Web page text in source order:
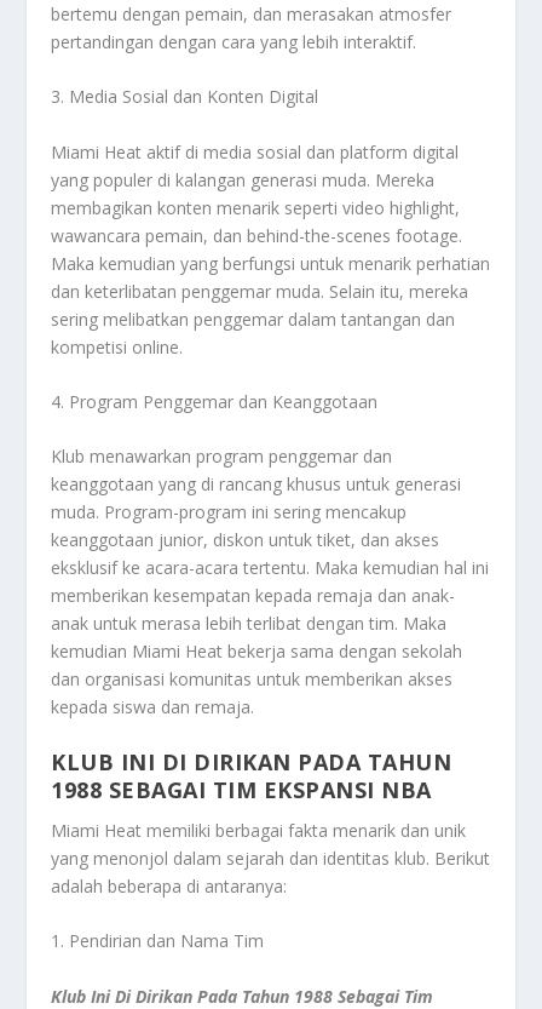
bertemu dengan pemain, dan merasakan atmosfer
pertandingan dengan cara yang lebih interaktif.
3. Media Sosial dan Konten Digital
Miami Heat aktif di media sosial dan platform digital
yang populer di kalangan generasi muda. Mereka
membagikan konten menarik seperti video highlight,
wawancara pemain, dan behind-the-scenes footage.
Maka kemudian yang berfungsi untuk menarik perhatian
dan keterlibatan penggemar muda. Selain itu, mereka
sering melibatkan penggemar dalam tantangan dan
kompetisi online.
4. Program Penggemar dan Keanggotaan
Klub menawarkan program penggemar dan
keanggotaan yang di rancang khusus untuk generasi
muda. Program-program ini sering mencakup
keanggotaan junior, diskon untuk tiket, dan akses
eksklusif ke acara-acara tertentu. Maka kemudian hal ini
memberikan kesempatan kepada remaja dan anak-
anak untuk merasa lebih terlibat dengan tim. Maka
kemudian Miami Heat bekerja sama dengan sekolah
dan organisasi komunitas untuk memberikan akses
kepada siswa dan remaja.
KLUB INI DI DIRIKAN PADA TAHUN
1988 SEBAGAI TIM EKSPANSI NBA
Miami Heat memiliki berbagai fakta menarik dan unik
yang menonjol dalam sejarah dan identitas klub. Berikut
adalah beberapa di antaranya:
1. Pendirian dan Nama Tim
Klub Ini Di Dirikan Pada Tahun 1988 Sebagai Tim